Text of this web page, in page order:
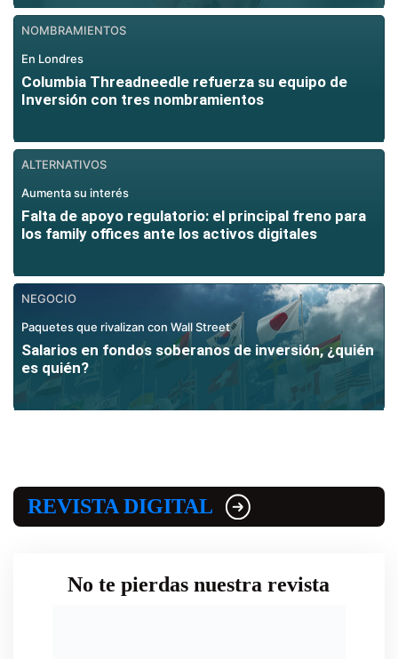
NOMBRAMIENTOS
En Londres
Columbia Threadneedle refuerza su equipo de
Inversión con tres nombramientos
ALTERNATIVOS
Aumenta su interés
Falta de apoyo regulatorio: el principal freno para
los family offices ante los activos digitales
NEGOCIO
Paquetes que rivalizan con Wall Street
Salarios en fondos soberanos de inversión, ¿quién
es quién?
REVISTA DIGITAL
No te pierdas nuestra revista